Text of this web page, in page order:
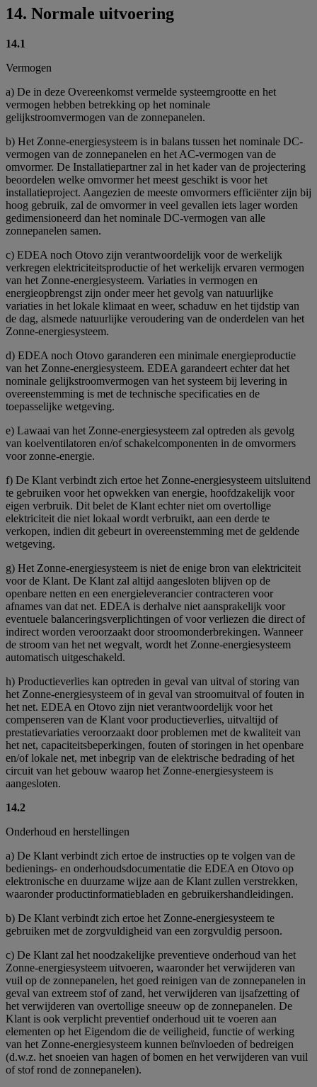
14. Normale uitvoering
14.1
Vermogen
a) De in deze Overeenkomst vermelde systeemgrootte en het
vermogen hebben betrekking op het nominale
gelijkstroomvermogen van de zonnepanelen.
b) Het Zonne-energiesysteem is in balans tussen het nominale DC-
vermogen van de zonnepanelen en het AC-vermogen van de
omvormer. De Installatiepartner zal in het kader van de projectering
beoordelen welke omvormer het meest geschikt is voor het
installatieproject. Aangezien de meeste omvormers efficiënter zijn bij
hoog gebruik, zal de omvormer in veel gevallen iets lager worden
gedimensioneerd dan het nominale DC-vermogen van alle
zonnepanelen samen.
c) EDEA noch Otovo zijn verantwoordelijk voor de werkelijk
verkregen elektriciteitsproductie of het werkelijk ervaren vermogen
van het Zonne-energiesysteem. Variaties in vermogen en
energieopbrengst zijn onder meer het gevolg van natuurlijke
variaties in het lokale klimaat en weer, schaduw en het tijdstip van
de dag, alsmede natuurlijke veroudering van de onderdelen van het
Zonne-energiesysteem.
d) EDEA noch Otovo garanderen een minimale energieproductie
van het Zonne-energiesysteem. EDEA garandeert echter dat het
nominale gelijkstroomvermogen van het systeem bij levering in
overeenstemming is met de technische specificaties en de
toepasselijke wetgeving.
e) Lawaai van het Zonne-energiesysteem zal optreden als gevolg
van koelventilatoren en/of schakelcomponenten in de omvormers
voor zonne-energie.
f) De Klant verbindt zich ertoe het Zonne-energiesysteem uitsluitend
te gebruiken voor het opwekken van energie, hoofdzakelijk voor
eigen verbruik. Dit belet de Klant echter niet om overtollige
elektriciteit die niet lokaal wordt verbruikt, aan een derde te
verkopen, indien dit gebeurt in overeenstemming met de geldende
wetgeving.
g) Het Zonne-energiesysteem is niet de enige bron van elektriciteit
voor de Klant. De Klant zal altijd aangesloten blijven op de
openbare netten en een energieleverancier contracteren voor
afnames van dat net. EDEA is derhalve niet aansprakelijk voor
eventuele balanceringsverplichtingen of voor verliezen die direct of
indirect worden veroorzaakt door stroomonderbrekingen. Wanneer
de stroom van het net wegvalt, wordt het Zonne-energiesysteem
automatisch uitgeschakeld.
h) Productieverlies kan optreden in geval van uitval of storing van
het Zonne-energiesysteem of in geval van stroomuitval of fouten in
het net. EDEA en Otovo zijn niet verantwoordelijk voor het
compenseren van de Klant voor productieverlies, uitvaltijd of
prestatievariaties veroorzaakt door problemen met de kwaliteit van
het net, capaciteitsbeperkingen, fouten of storingen in het openbare
en/of lokale net, met inbegrip van de elektrische bedrading of het
circuit van het gebouw waarop het Zonne-energiesysteem is
aangesloten.
14.2
Onderhoud en herstellingen
a) De Klant verbindt zich ertoe de instructies op te volgen van de
bedienings- en onderhoudsdocumentatie die EDEA en Otovo op
elektronische en duurzame wijze aan de Klant zullen verstrekken,
waaronder productinformatiebladen en gebruikershandleidingen.
b) De Klant verbindt zich ertoe het Zonne-energiesysteem te
gebruiken met de zorgvuldigheid van een zorgvuldig persoon.
c) De Klant zal het noodzakelijke preventieve onderhoud van het
Zonne-energiesysteem uitvoeren, waaronder het verwijderen van
vuil op de zonnepanelen, het goed reinigen van de zonnepanelen in
geval van extreem stof of zand, het verwijderen van ijsafzetting of
het verwijderen van overtollige sneeuw op de zonnepanelen. De
Klant is ook verplicht preventief onderhoud uit te voeren aan
elementen op het Eigendom die de veiligheid, functie of werking
van het Zonne-energiesysteem kunnen beïnvloeden of bedreigen
(d.w.z. het snoeien van hagen of bomen en het verwijderen van vuil
of stof rond de zonnepanelen).